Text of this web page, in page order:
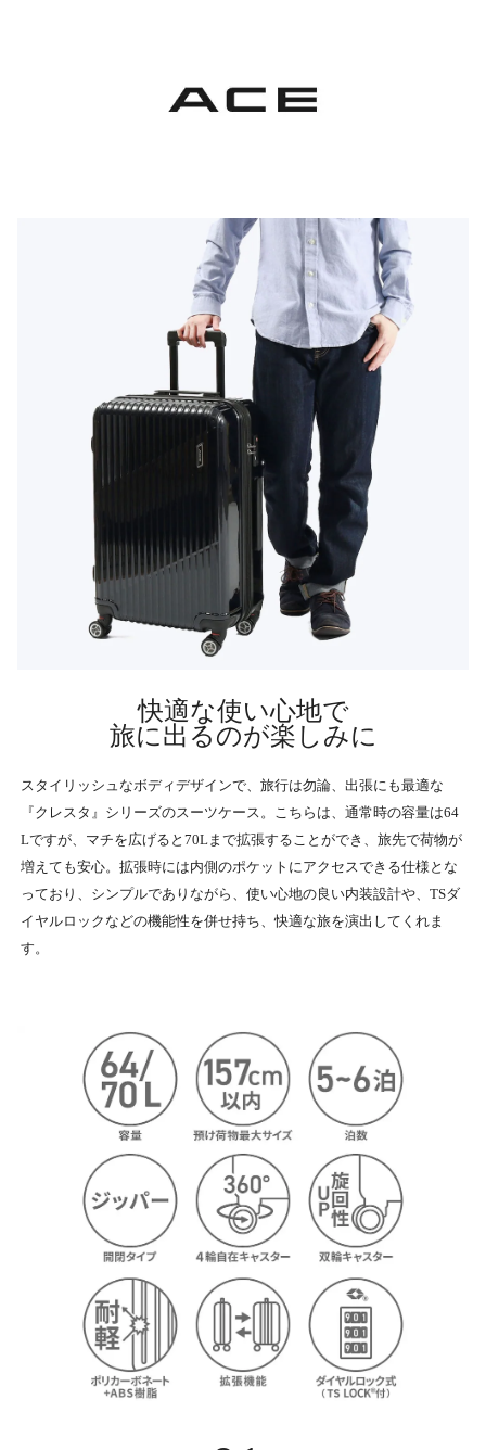
快適な使い心地で
旅に出るのが楽しみに
スタイリッシュなボディデザインで、旅行は勿論、出張にも最適な
『クレスタ』シリーズのスーツケース。こちらは、通常時の容量は64
Lですが、マチを広げると70Lまで拡張することができ、旅先で荷物が
増えても安心。拡張時には内側のポケットにアクセスできる仕様とな
っており、シンプルでありながら、使い心地の良い内装設計や、TSダ
イヤルロックなどの機能性を併せ持ち、快適な旅を演出してくれま
す。